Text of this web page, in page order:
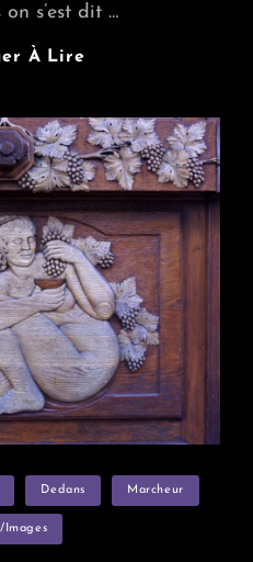
s’est dit …
À LireDistillation
Les
Starting
Block
Dedans Marcheur
images